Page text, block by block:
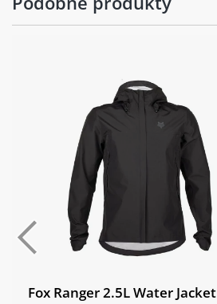
Fox Ranger 2.5L Water Jacket